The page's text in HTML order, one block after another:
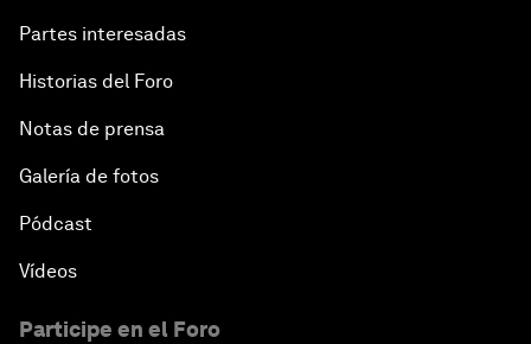
Partes interesadas
Historias del Foro
Notas de prensa
Galería de fotos
Pódcast
Vídeos
Participe en el Foro